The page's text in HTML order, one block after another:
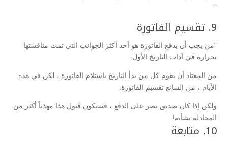
”
9. تقسيم الفاتورة
“من يجب أن يدفع الفاتورة هو أحد أكثر الجوانب التي تمت مناقشتها
بحرارة في آداب التاريخ الأول.
من المعتاد أن يقوم كل من بدأ التاريخ باستلام الفاتورة ، لكن في هذه
الأيام ، من الشائع تقسيم الفاتورة.
ولكن إذا كان صديق يصر على الدفع ، فسيكون قبول هذا مهذباً أكثر من
المجادلة بشأنه!
10. متابعة